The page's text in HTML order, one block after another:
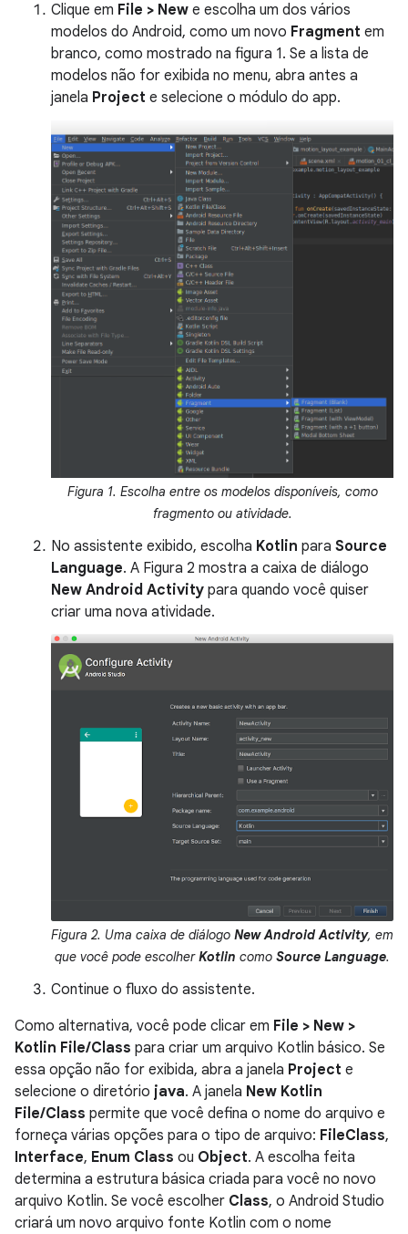
Clique em File > New e escolha um dos vários
modelos do Android, como um novo Fragment em
branco, como mostrado na figura 1. Se a lista de
modelos não for exibida no menu, abra antes a
janela Project e selecione o módulo do app.
Figura 1. Escolha entre os modelos disponíveis, como
fragmento ou atividade.
No assistente exibido, escolha Kotlin para Source
Language. A Figura 2 mostra a caixa de diálogo
New Android Activity para quando você quiser
criar uma nova atividade.
Figura 2. Uma caixa de diálogo New Android Activity, em
que você pode escolherKotlin como Source Language.
Continue o fluxo do assistente.
Como alternativa, você pode clicar em File > New >
Kotlin File/Class para criar um arquivo Kotlin básico. Se
essa opção não for exibida, abra a janela Project e
selecione o diretório java. A janela New Kotlin
File/Class permite que você defina o nome do arquivo e
forneça várias opções para o tipo de arquivo: FileClass,
Interface, Enum Class ou Object. A escolha feita
determina a estrutura básica criada para você no novo
arquivo Kotlin. Se você escolher Class, o Android Studio
criará um novo arquivo fonte Kotlin com o nome